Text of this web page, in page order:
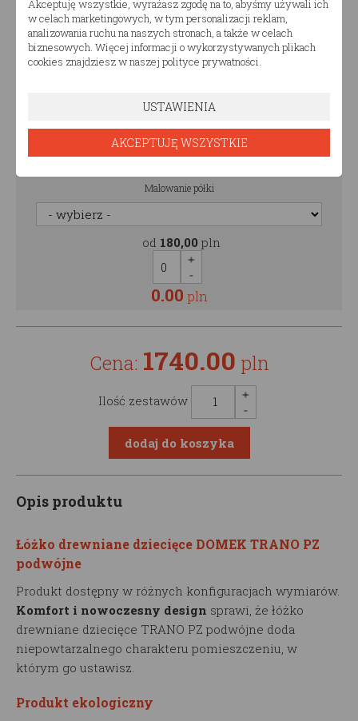
Malowanie szuflady
od 250,00pln
0.00pln
Malowanie półki
od 180,00 pln
0.00 pln
Cena: 1740.00 pln
Ilość zestawów
Opis produktu
Łóżko drewniane dziecięce DOMEK TRANO PZ
podwójne
Produkt dostępny w różnych konfiguracjach wymiarów.
Komfort i nowoczesny design sprawi, że łóżko
drewniane dziecięce TRANO PZ podwójne doda
niepowtarzalnego charakteru pomieszczeniu, w
którym go ustawisz.
Produkt ekologiczny
Akceptuję wszystkie, wyrażasz zgodę na to, abyśmy używali ich
w celach marketingowych, w tym personalizacji reklam,
analizowania ruchu na naszych stronach, a także w celach
biznesowych. Więcej informacji o wykorzystywanych plikach
cookies znajdziesz w naszej polityce prywatności.
USTAWIENIA
AKCEPTUJĘ WSZYSTKIE